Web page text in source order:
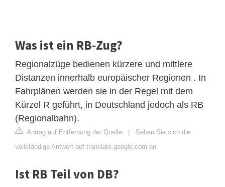
Was ist ein RB-Zug?
Regionalzüge bedienen kürzere und mittlere
Distanzen innerhalb europäischer Regionen . In
Fahrplänen werden sie in der Regel mit dem
Kürzel R geführt, in Deutschland jedoch als RB
(Regionalbahn).
Antrag auf Entfernung der Quelle | Sehen Sie sich die
vollständige Antwort auf translate.google.com an
Ist RB Teil von DB?